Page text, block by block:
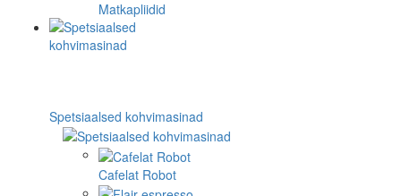
Matkapliidid
Spetsiaalsed kohvimasinad
Cafelat Robot